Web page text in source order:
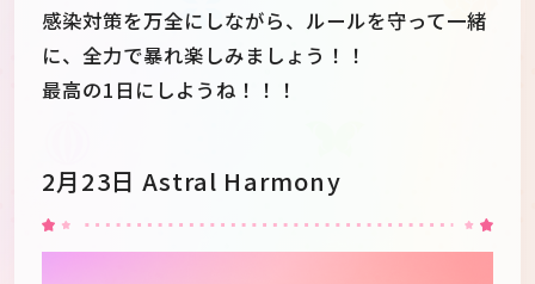
感染対策を万全にしながら、ルールを守って一緒
に、全力で暴れ楽しみましょう！！
最高の1日にしようね！！！
2月23日 Astral Harmony